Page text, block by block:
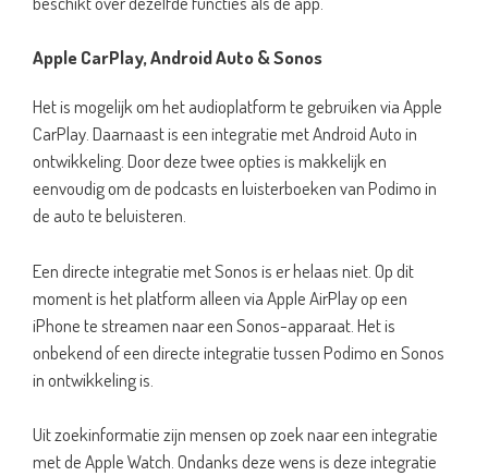
Apple CarPlay, Android Auto & Sonos
Het is mogelijk om het audioplatform te gebruiken via Apple
CarPlay. Daarnaast is een integratie met Android Auto in
ontwikkeling. Door deze twee opties is makkelijk en
eenvoudig om de podcasts en luisterboeken van Podimo in
de auto te beluisteren.
Een directe integratie met Sonos is er helaas niet. Op dit
moment is het platform alleen via Apple AirPlay op een
iPhone te streamen naar een Sonos-apparaat. Het is
onbekend of een directe integratie tussen Podimo en Sonos
in ontwikkeling is.
Uit zoekinformatie zijn mensen op zoek naar een integratie
met de Apple Watch. Ondanks deze wens is deze integratie